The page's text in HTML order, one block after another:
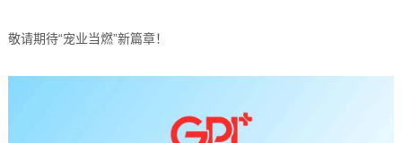
敬请期待“宠业当燃”新篇章！